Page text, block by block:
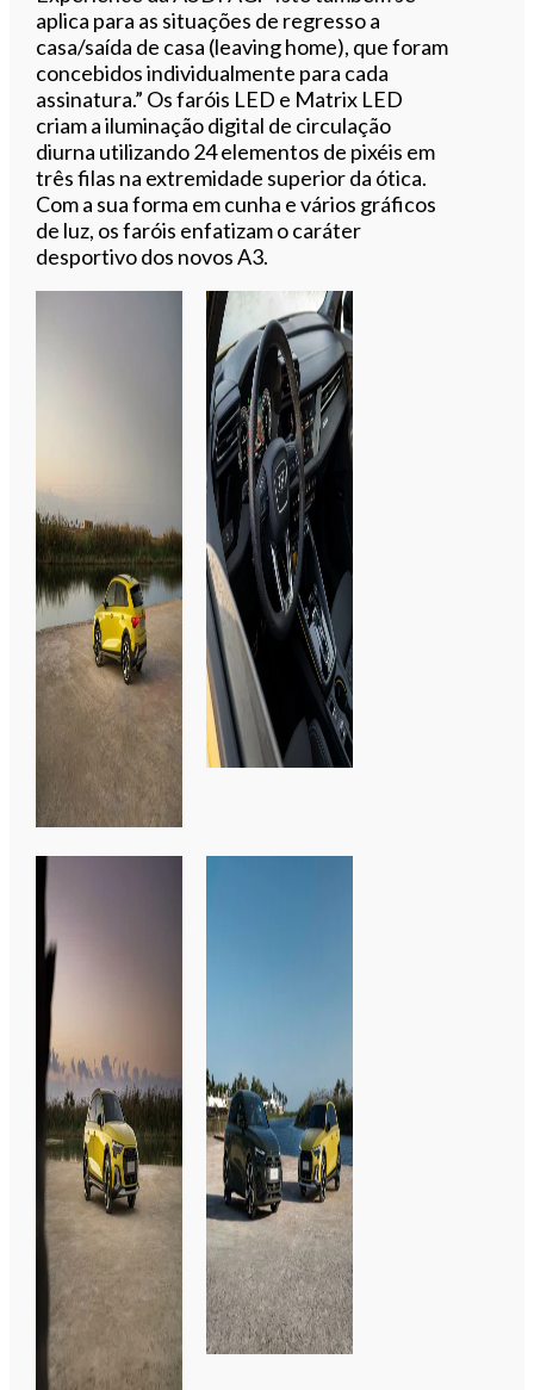
aplica para as situações de regresso a
casa/saída de casa (leaving home), que foram
concebidos individualmente para cada
assinatura.” Os faróis LED e Matrix LED
criam a iluminação digital de circulação
diurna utilizando 24 elementos de pixéis em
três filas na extremidade superior da ótica.
Com a sua forma em cunha e vários gráficos
de luz, os faróis enfatizam o caráter
desportivo dos novos A3.